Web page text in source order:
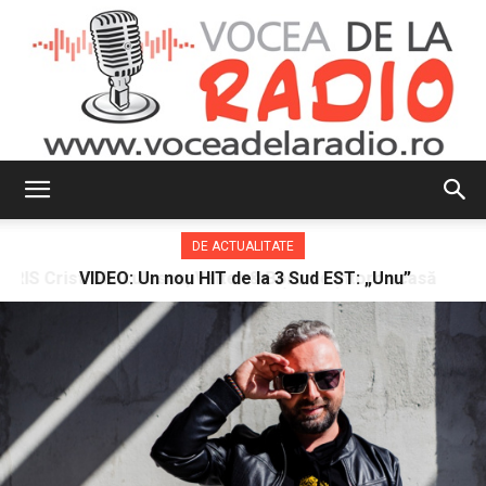
de
la
DE ACTUALITATE
VIDEO: Un nou HIT de la 3 Sud EST: „Unu”